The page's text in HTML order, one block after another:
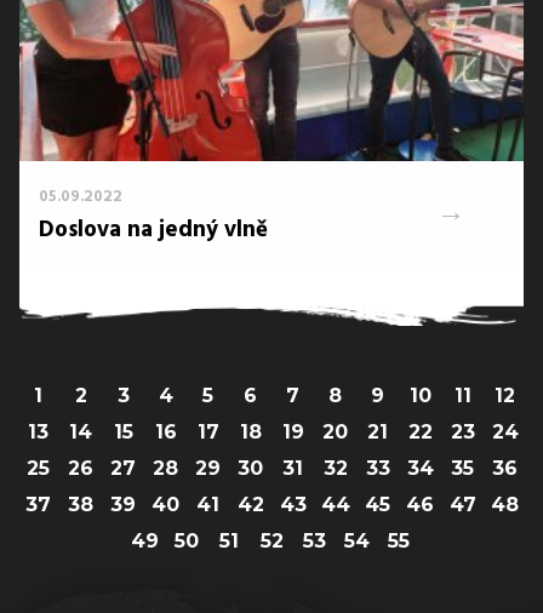
05.09.2022
Doslova na jedný vlně →
1 2 3 4 5 6 7 8 9 10 11
12
13
14 15 16 17 18 19 20 21 22 23
24
25
26 27 28 29 30 31 32 33 34 35
36
37
38 39 40 41 42 43 44 45 46 47
48
49
50 51 52 53 54 55